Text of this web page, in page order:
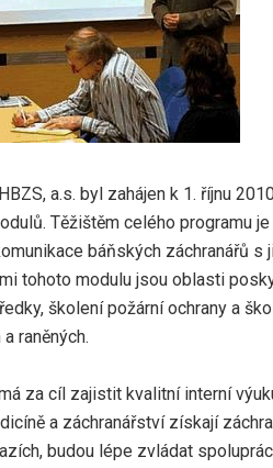
a.s. byl zahájen k 1. říjnu
Těžištěm celého programu
báňských záchranářů s
tohoto modulu jsou oblasti
školení požární ochrany a
raněných.
za cíl zajistit kvalitní interní
a záchranářství získají
budou lépe zvládat